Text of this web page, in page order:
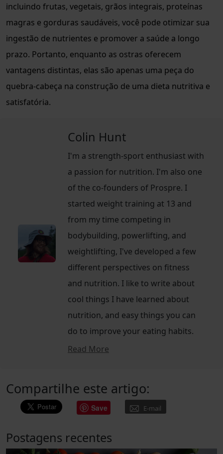
incluindo frutas, vegetais, grãos integrais, proteínas
magras e gorduras saudáveis, você pode otimizar sua
ingestão de nutrientes e promover a saúde a longo
prazo. Portanto, enquanto as ostras oferecem
vantagens distintas, elas são apenas uma peça do
quebra-cabeça na construção de uma dieta nutritiva e
satisfatória.
Colin Hunt
I'm a strength-sport enthusiast with
a passion for nutrition. I'm also one
of the co-founders of Prospre. I
started weight training at 13 and
from my time competing in
bodybuilding, powerlifting, and
weightlifting, I've developed a few
different perspectives on fitness
and nutrition. I like to write about
cool things I have learned about
nutrition, and easy things you can
do to improve your eating habits.
Read More
Compartilhe este artigo:
Save E-mail
Postagens recentes